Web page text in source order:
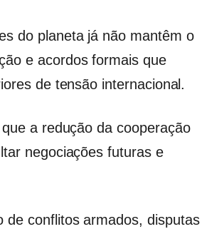
do planeta já não mantêm o
e acordos formais que
de tensão internacional.
a redução da cooperação
negociações futuras e
de conflitos armados, disputas